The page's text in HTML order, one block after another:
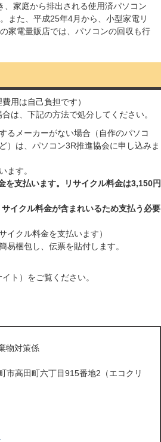
家庭から排出される使用済パソコン
また、平成25年4月から、小型家電リ
家電量販店では、パソコンの回収も行
用は自己負担です）
は、下記の方法で処分してください。
るメーカーがない場合（自作のパソコ
）は、パソコン3R推進協会に申し込みま
ます。
を支払います。リサイクル料金は3,150円
イクル料金が含まれいるため支払う必要
イクル料金を支払います）
梱包し、伝票を貼付します。
ト）をご覧ください。
物対策係
市高田町六丁目915番地2（エコクリ